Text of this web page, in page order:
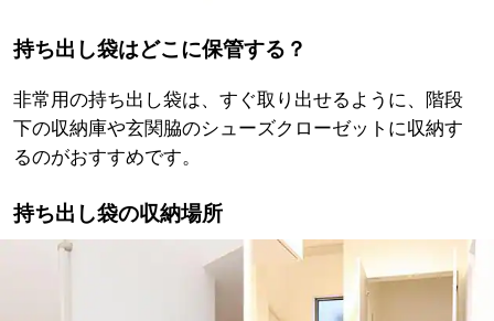
持ち出し袋はどこに保管する？
非常用の持ち出し袋は、すぐ取り出せるように、階段
下の収納庫や玄関脇のシューズクローゼットに収納す
るのがおすすめです。
持ち出し袋の収納場所